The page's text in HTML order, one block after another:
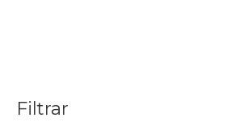
Filtrar